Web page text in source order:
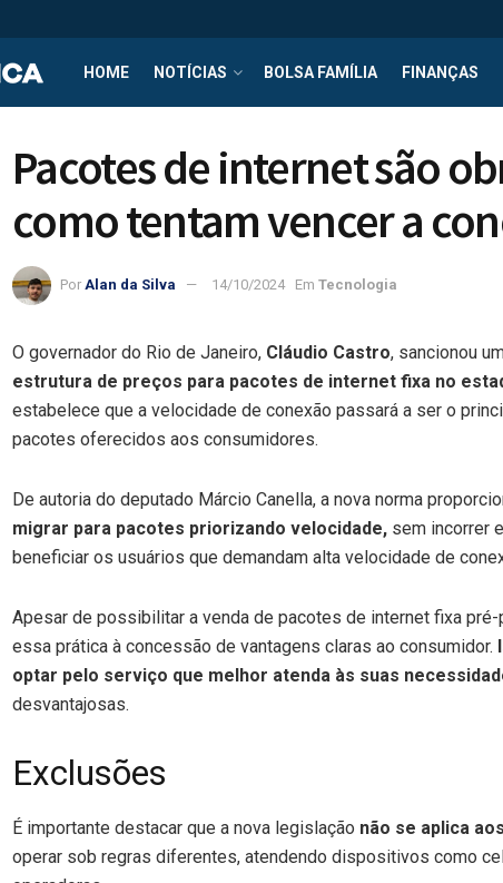
HOME NOTÍCIAS BOLSA FAMÍLIA FINANÇAS
Pacotes de internet são
como tentam vencer a
Por Alan da Silva 14/10/2024 Em Tecnologia
O governador do Rio de Janeiro, Cláudio Castro, sancionou
estrutura de preços para pacotes de internet fixa no
estabelece que a velocidade de conexão passará a ser o
pacotes oferecidos aos consumidores.
De autoria do deputado Márcio Canella, a nova norma
migrar para pacotes priorizando velocidade, sem incorrer
beneficiar os usuários que demandam alta velocidade de
Apesar de possibilitar a venda de pacotes de internet fixa
essa prática à concessão de vantagens claras ao consumidor.
optar pelo serviço que melhor atenda às suas
desvantajosas.
Exclusões
É importante destacar que a nova legislação não se aplica
operar sob regras diferentes, atendendo dispositivos como